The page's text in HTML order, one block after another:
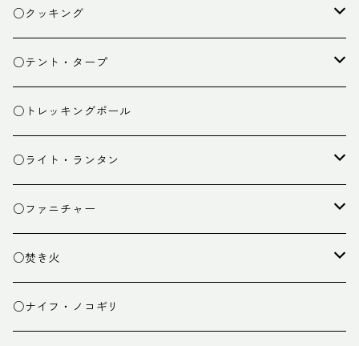
ザック
スタッフバッグ
ザック小物
○クッキング
クッカー
バーナー
カトラリー
クッキング小物
○テント・タープ
テント
タープ
ペグ・ハンマー・小物
○トレッキングポール
○ライト・ランタン
ライト
ランタン
○ファニチャー
テーブル
チェア
○焚き火
焚き火台
○ナイフ・ノコギリ